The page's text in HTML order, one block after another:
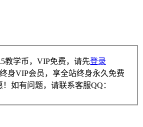
教学币，VIP免费，请先登录
身VIP会员，享全站终身永久免费
如有问题，请联系客服QQ：